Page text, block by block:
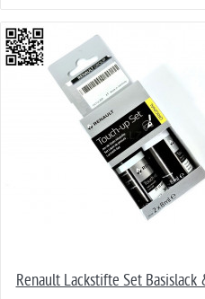
Renault Lackstifte Set Basislack